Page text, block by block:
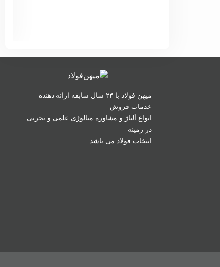
میهن فولاد با ۲۳ سال سابقه ارائه دهنده
خدمات فروش
انواع آلیاژ و مشاوره متالوژی علمی و تجربی
در زمینه
انتخاب فولاد می باشد.